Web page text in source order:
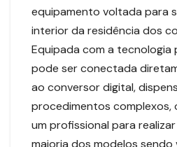
equipamento voltada para
interior da residência dos
Equipada com a tecnologia
pode ser conectada
ao conversor digital,
procedimentos
um profissional para
maioria dos modelos